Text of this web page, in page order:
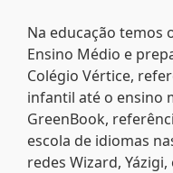
Na educação temos
Ensino Médio e
Colégio Vértice,
infantil até o ensino
GreenBook,
escola de idiomas
redes Wizard, Yázigi,